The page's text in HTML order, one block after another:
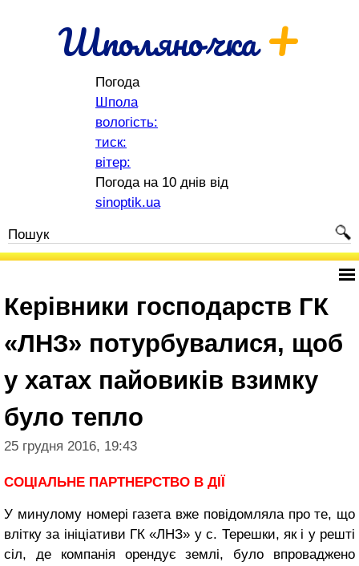
Шполяночка+
Погода
Шпола
вологість:
тиск:
вітер:
Погода на 10 днів від
sinoptik.ua
Керівники господарств ГК
«ЛНЗ» потурбувалися, щоб
у хатах пайовиків взимку
було тепло
25 грудня 2016, 19:43
СОЦІАЛЬНЕ ПАРТНЕРСТВО В ДІЇ
У минулому номері газета вже повідомляла про те, що
влітку за ініціативи ГК «ЛНЗ» у с. Терешки, як і у решті
сіл, де компанія орендує землі, було впроваджено